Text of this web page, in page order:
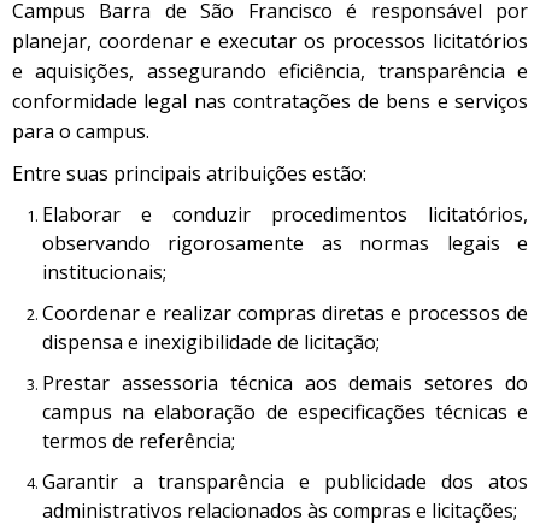
Campus Barra de São Francisco é responsável por
planejar, coordenar e executar os processos licitatórios
e aquisições, assegurando eficiência, transparência e
conformidade legal nas contratações de bens e serviços
para o campus.
Entre suas principais atribuições estão:
Elaborar e conduzir procedimentos licitatórios,
observando rigorosamente as normas legais e
institucionais;
Coordenar e realizar compras diretas e processos de
dispensa e inexigibilidade de licitação;
Prestar assessoria técnica aos demais setores do
campus na elaboração de especificações técnicas e
termos de referência;
Garantir a transparência e publicidade dos atos
administrativos relacionados às compras e licitações;